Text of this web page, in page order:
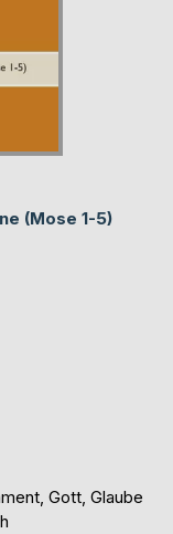
(Mose 1-5)
Gott, Glaube